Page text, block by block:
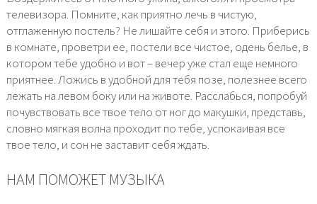
телевизора. Помните, как приятно лечь в чистую,
отглаженную постель? Не лишайте себя и этого. Приберись
в комнате, проветри ее, постели все чистое, одень белье, в
котором тебе удобно и вот – вечер уже стал еще немного
приятнее. Ложись в удобной для тебя позе, полезнее всего
лежать на левом боку или на животе. Расслабься, попробуй
почувствовать все твое тело от ног до макушки, представь,
словно мягкая волна проходит по тебе, успокаивая все
твое тело, и сон не заставит себя ждать.
НАМ ПОМОЖЕТ МУЗЫКА